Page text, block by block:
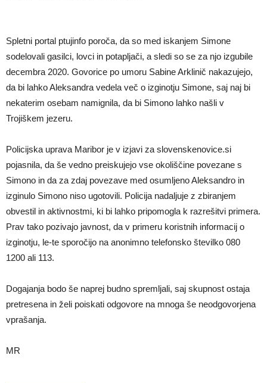
Spletni portal ptujinfo poroča, da so med iskanjem Simone
sodelovali gasilci, lovci in potapljači, a sledi so se za njo izgubile
decembra 2020. Govorice po umoru Sabine Arklinič nakazujejo,
da bi lahko Aleksandra vedela več o izginotju Simone, saj naj bi
nekaterim osebam namignila, da bi Simono lahko našli v
Trojiškem jezeru.
Policijska uprava Maribor je v izjavi za slovenskenovice.si
pojasnila, da še vedno preiskujejo vse okoliščine povezane s
Simono in da za zdaj povezave med osumljeno Aleksandro in
izginulo Simono niso ugotovili. Policija nadaljuje z zbiranjem
obvestil in aktivnostmi, ki bi lahko pripomogla k razrešitvi primera.
Prav tako pozivajo javnost, da v primeru koristnih informacij o
izginotju, le-te sporočijo na anonimno telefonsko številko 080
1200 ali 113.
Dogajanja bodo še naprej budno spremljali, saj skupnost ostaja
pretresena in želi poiskati odgovore na mnoga še neodgovorjena
vprašanja.
MR